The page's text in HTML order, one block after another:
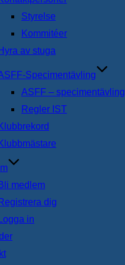
Styrelse
Kommitéer
Hyra av stuga
Specimentävling
ASFF – specimentävling
Regler IST
Klubbrekord
Klubbmästare
Bli medlem
Registrera dig
Logga in